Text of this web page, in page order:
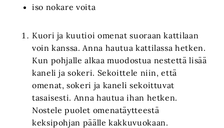
iso nokare voita
Kuori ja kuutioi omenat suoraan kattilaan
voin kanssa. Anna hautua kattilassa hetken.
Kun pohjalle alkaa muodostua nestettä lisää
kaneli ja sokeri. Sekoittele niin, että
omenat, sokeri ja kaneli sekoittuvat
tasaisesti. Anna hautua ihan hetken.
Nostele puolet omenatäytteestä
keksipohjan päälle kakkuvuokaan.